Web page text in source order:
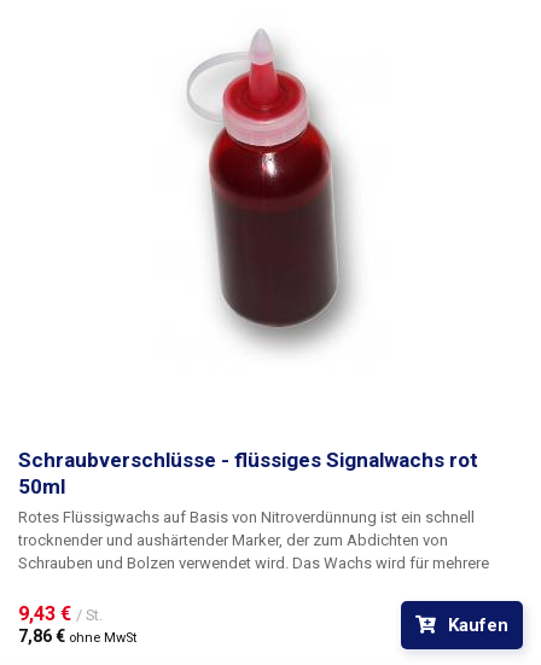
Schraubverschlüsse - flüssiges Signalwachs rot
50ml
Rotes Flüssigwachs auf Basis von Nitroverdünnung ist ein schnell
trocknender und aushärtender Marker, der zum Abdichten von
Schrauben und Bolzen verwendet wird. Das Wachs wird für mehrere
Schrauben zu verhindern. Es dient auch als Sicherungsmittel, um das
spontane Lösen von Schrauben für mechanische und elektronische
Tischgeräte zu verhindern. Darüber hinaus kann es als Markierung für
9,43 € / St.
7,86 € ohne MwSt
Kaufen